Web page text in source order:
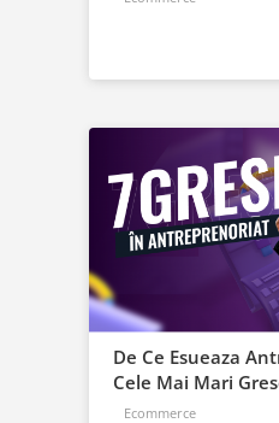
De Ce Esueaza
Cele Mai Mari
Poti Face
Ecommerce